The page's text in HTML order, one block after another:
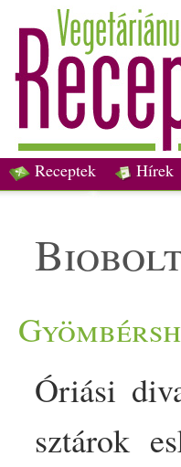
Receptek Hírek
Óriási
sztárok